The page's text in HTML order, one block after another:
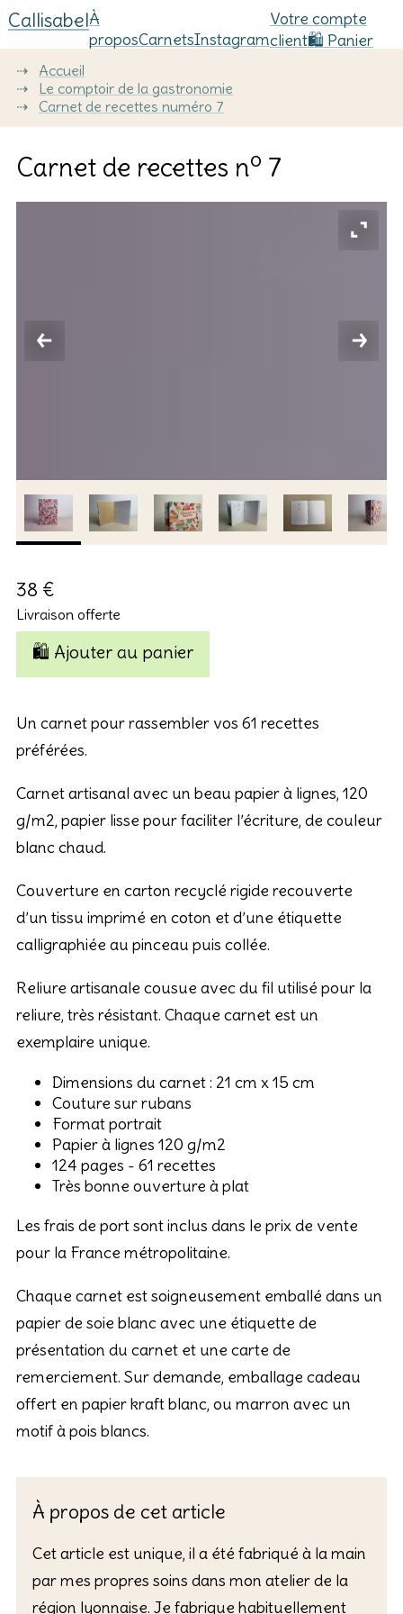
CallisabelÀ
proposCarnetsInstagram
Votre compte
client🛍️ Panier
⇢
Accueil
⇢
Le comptoir de la gastronomie
⇢
Carnet de recettes numéro 7
Carnet de recettes no 7
Un carnet pour rassembler vos 61 recettes
préférées.
Carnet artisanal avec un beau papier à lignes, 120
g/m2, papier lisse pour faciliter l’écriture, de couleur
blanc chaud.
Couverture en carton recyclé rigide recouverte
d’un tissu imprimé en coton et d’une étiquette
calligraphiée au pinceau puis collée.
Reliure artisanale cousue avec du fil utilisé pour la
reliure, très résistant. Chaque carnet est un
exemplaire unique.
Dimensions du carnet : 21 cm x 15 cm
Couture sur rubans
Format portrait
Papier à lignes 120 g/m2
124 pages - 61 recettes
Très bonne ouverture à plat
Les frais de port sont inclus dans le prix de vente
pour la France métropolitaine.
Chaque carnet est soigneusement emballé dans un
papier de soie blanc avec une étiquette de
présentation du carnet et une carte de
remerciement. Sur demande, emballage cadeau
offert en papier kraft blanc, ou marron avec un
motif à pois blancs.
38 €
Livraison offerte
🛍️ Ajouter au panier
À propos de cet article
Cet article est unique, il a été fabriqué à la main
par mes propres soins dans mon atelier de la
région lyonnaise. Je fabrique habituellement